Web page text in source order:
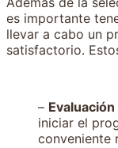
es importante
llevar a cabo un
satisfactorio.
–
iniciar el
conveniente